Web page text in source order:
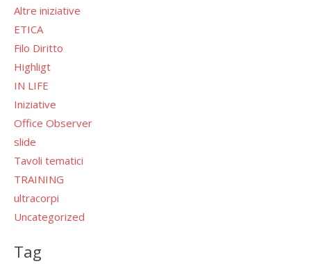
Altre iniziative
ETICA
Filo Diritto
Highligt
IN LIFE
Iniziative
Office Observer
slide
Tavoli tematici
TRAINING
ultracorpi
Uncategorized
Tag